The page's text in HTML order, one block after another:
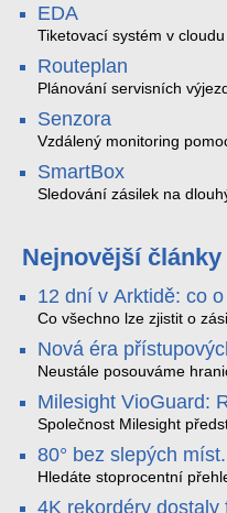
EDA
Tiketovací systém v cloudu
Routeplan
Plánování servisních
Senzora
Vzdálený monitoring
SmartBox
Sledování zásilek na
Nejnovější články
12 dní v Arktidě: co
data ze SMARTBOX
Co všechno lze zjistit o
projede Arktidou?
Tromsø přes Lofoty,
Nordkapp. Bez jediného
otřesy i náklon.
podrobný datový příběh
Nová éra
Signo
Neustále posouváme
v oblasti kontroly přístupu
čtečky HID Signo.
Milesight VioGuard:
detekci dopravních
Společnost Milesight
dopravních přestupků.
sofistikovanými algoritmy
tak, aby poskytoval
80° bez slepých
streamuje na
Hledáte stoprocentní
panoramatická kamera
4K rekordéry dostaly